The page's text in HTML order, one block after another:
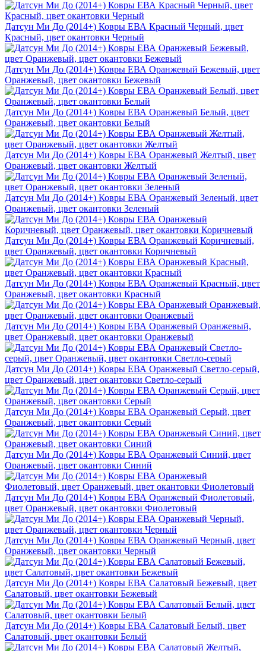
Датсун Ми До (2014+) Ковры ЕВА Красный Черный, цвет
Красный, цвет окантовки Черный
Датсун Ми До (2014+) Ковры ЕВА Оранжевый Бежевый, цвет
Оранжевый, цвет окантовки Бежевый
Датсун Ми До (2014+) Ковры ЕВА Оранжевый Белый, цвет
Оранжевый, цвет окантовки Белый
Датсун Ми До (2014+) Ковры ЕВА Оранжевый Желтый, цвет
Оранжевый, цвет окантовки Желтый
Датсун Ми До (2014+) Ковры ЕВА Оранжевый Зеленый, цвет
Оранжевый, цвет окантовки Зеленый
Датсун Ми До (2014+) Ковры ЕВА Оранжевый Коричневый,
цвет Оранжевый, цвет окантовки Коричневый
Датсун Ми До (2014+) Ковры ЕВА Оранжевый Красный, цвет
Оранжевый, цвет окантовки Красный
Датсун Ми До (2014+) Ковры ЕВА Оранжевый Оранжевый,
цвет Оранжевый, цвет окантовки Оранжевый
Датсун Ми До (2014+) Ковры ЕВА Оранжевый Светло-серый,
цвет Оранжевый, цвет окантовки Светло-серый
Датсун Ми До (2014+) Ковры ЕВА Оранжевый Серый, цвет
Оранжевый, цвет окантовки Серый
Датсун Ми До (2014+) Ковры ЕВА Оранжевый Синий, цвет
Оранжевый, цвет окантовки Синий
Датсун Ми До (2014+) Ковры ЕВА Оранжевый Фиолетовый,
цвет Оранжевый, цвет окантовки Фиолетовый
Датсун Ми До (2014+) Ковры ЕВА Оранжевый Черный, цвет
Оранжевый, цвет окантовки Черный
Датсун Ми До (2014+) Ковры ЕВА Салатовый Бежевый, цвет
Салатовый, цвет окантовки Бежевый
Датсун Ми До (2014+) Ковры ЕВА Салатовый Белый, цвет
Салатовый, цвет окантовки Белый